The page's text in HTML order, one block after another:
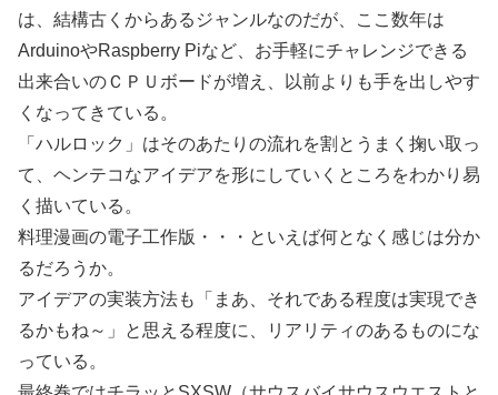
は、結構古くからあるジャンルなのだが、ここ数年は
ArduinoやRaspberry Piなど、お手軽にチャレンジできる
出来合いのＣＰＵボードが増え、以前よりも手を出しやす
くなってきている。
「ハルロック」はそのあたりの流れを割とうまく掬い取っ
て、ヘンテコなアイデアを形にしていくところをわかり易
く描いている。
料理漫画の電子工作版・・・といえば何となく感じは分か
るだろうか。
アイデアの実装方法も「まあ、それである程度は実現でき
るかもね～」と思える程度に、リアリティのあるものにな
っている。